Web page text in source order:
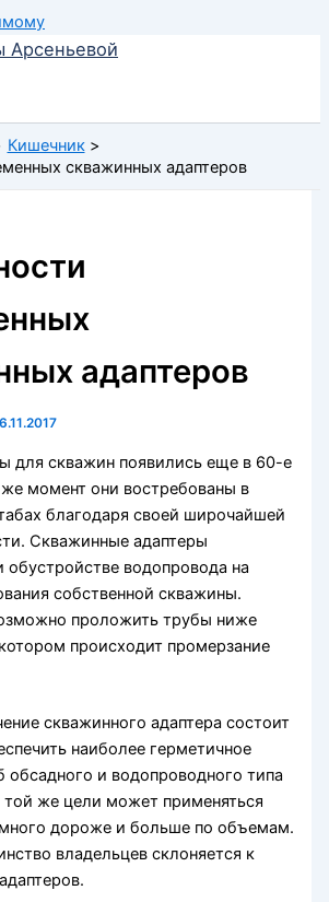
Арсеньевой
Кишечник
скважинных адаптеров
адаптеров
для скважин появились еще в 60-е
момент они востребованы в
благодаря своей широчайшей
Скважинные адаптеры
водопровода на
собственной скважины.
проложить трубы ниже
происходит промерзание
скважинного адаптера состоит
наиболее герметичное
обсадного и водопроводного типа
же цели может применяться
дороже и больше по объемам.
владельцев склоняется к